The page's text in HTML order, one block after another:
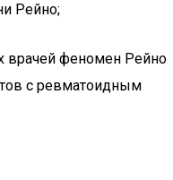
Рейно;
врачей феномен Рейно
с ревматоидным